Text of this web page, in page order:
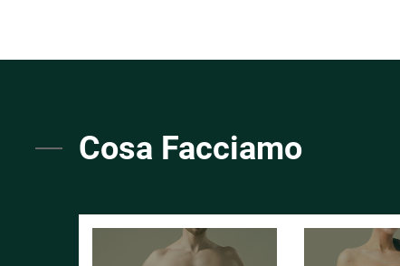
Cosa Facciamo